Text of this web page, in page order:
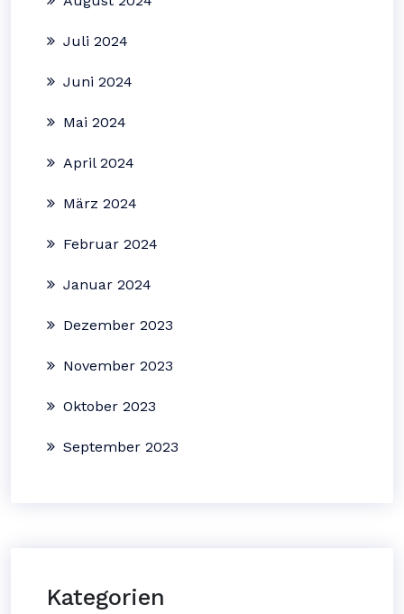
Juli 2024
Juni 2024
Mai 2024
April 2024
März 2024
Februar 2024
Januar 2024
Dezember 2023
November 2023
Oktober 2023
September 2023
Kategorien